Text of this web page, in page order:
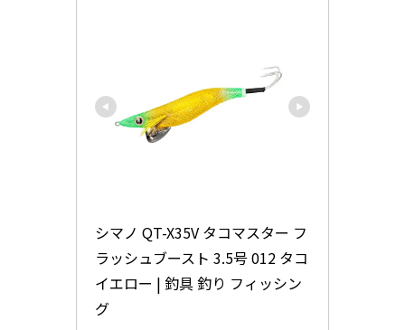
シマノ QT-X35V タコマスター フ
ラッシュブースト 3.5号 012 タコ
イエロー | 釣具 釣り フィッシン
グ